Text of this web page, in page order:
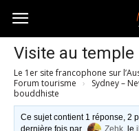
Australia-
australie.com
Visite au
Le 1er site francophone sur
Forum tourisme › Sydney –
bouddhiste
Ce sujet contient 1 réponse, 2
dernière fois par
Zehk, le